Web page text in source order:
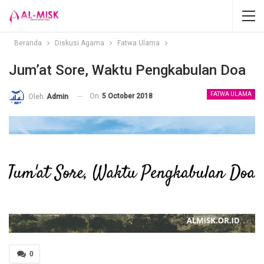
Beranda Diskusi Agama Fatwa Ulama
Jum’at Sore, Waktu Pengkabulan Doa
FATWA ULAMA
Oleh Admin On 5 October 2018
0